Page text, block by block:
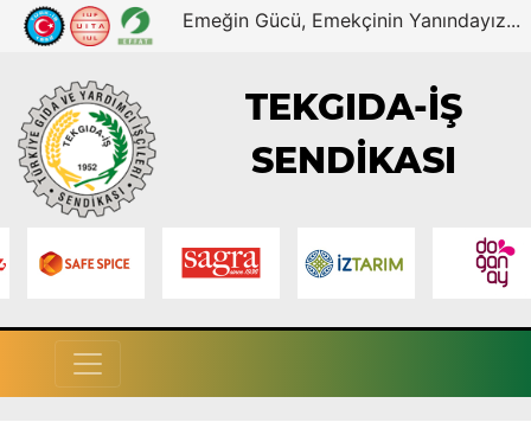
Emeğin Gücü, Emekçinin Yanındayız...
TEKGIDA-İŞ
SENDİKASI